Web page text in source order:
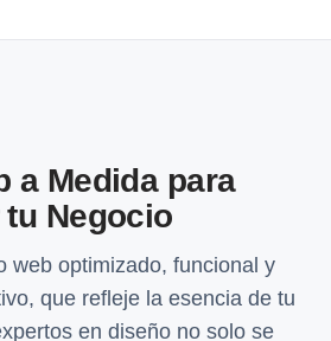
a Medida para
Negocio
web optimizado, funcional y
que refleje la esencia de tu
en diseño no solo se